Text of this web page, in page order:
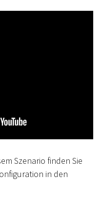
Szenario finden Sie
in den